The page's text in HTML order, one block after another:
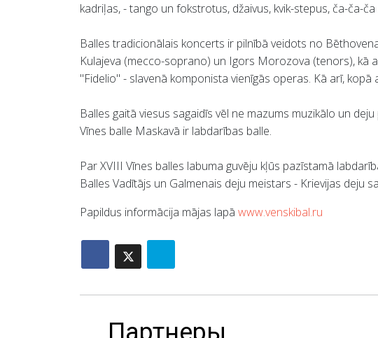
kadriļas, - tango un fokstrotus, džaivus, kvik-stepus, ča-ča-
Balles tradicionālais koncerts ir pilnībā veidots no
Kulajeva (mecco-soprano) un Igors Morozova (tenors), kā
"Fidelio" - slavenā komponista vienīgās operas. Kā arī,
Balles gaitā viesus sagaidīs vēl ne mazums muzikālo un
Vīnes balle Maskavā ir labdarības balle.
Par XVIII Vīnes balles labuma guvēju kļūs pazīstamā
Balles Vadītājs un Galmenais deju meistars - Krievijas deju
Papildus informācija mājas lapā www.venskibal.ru